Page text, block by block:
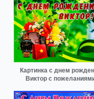
Картинка с днем
Виктор с